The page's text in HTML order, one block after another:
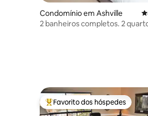
Condomínio em Ashville
2 banheiros completos. 2
Favoritos dos hóspedes mais
Favorito dos hóspedes